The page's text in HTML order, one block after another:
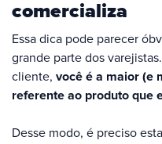
comercializa
Essa dica pode parecer
grande parte dos
cliente, você é a maior (e
referente ao produto que
Desse modo, é preciso